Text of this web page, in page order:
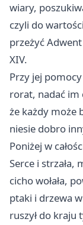
wiary,
czyli do
przeżyć
XIV.
Przy jej
rorat, nadać im
że każdy może
niesie dobro
Poniżej w
Serce i strzała,
cicho wołała,
ptaki i drzewa
ruszył do kraju